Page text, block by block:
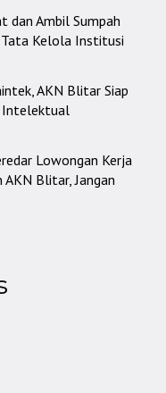
dan Ambil Sumpah
Kelola Institusi
AKN Blitar Siap
Intelektual
Lowongan Kerja
Blitar, Jangan